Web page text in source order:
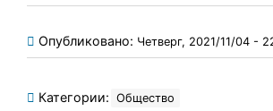
Опубликовано: Четверг, 2021/11/04 -
Категории: Общество